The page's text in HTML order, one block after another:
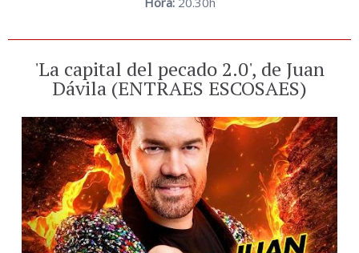
'La capital del pecado 2.0', de Juan
Dávila (ENTRAES ESCOSAES)